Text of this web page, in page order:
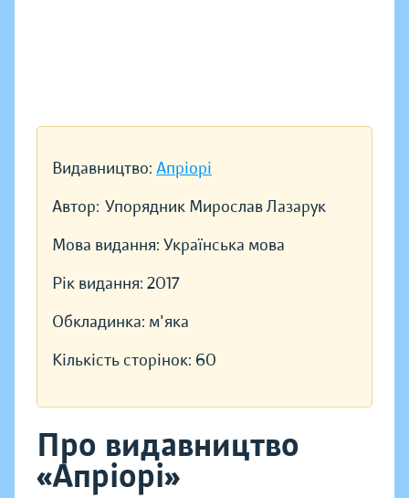
Видавництво: Апріорі
Автор: Упорядник Мирослав Лазарук
Мова видання: Українська мова
Рік видання: 2017
Обкладинка: м'яка
Кількість сторінок: 60
Про видавництво
«Апріорі»